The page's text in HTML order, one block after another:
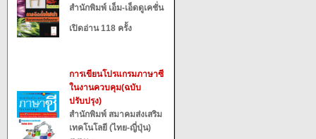
สำนักพิมพ์ เอ็ม-เอ็ดดูเคชั่น
เปิดอ่าน 118 ครั้ง
การเขียนโปรแกรมภาษาซี
ในงานควบคุม(ฉบับ
ปรับปรุง)
สำนักพิมพ์ สมาคมส่งเสริม
เทคโนโลยี (ไทย-ญี่ปุ่น)